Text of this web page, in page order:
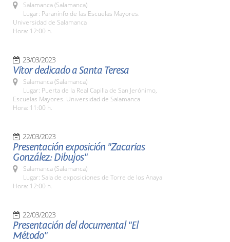
Salamanca (Salamanca)
Lugar: Paraninfo de las Escuelas Mayores.
Universidad de Salamanca
Hora: 12:00 h.
23/03/2023
Vítor dedicado a Santa Teresa
Salamanca (Salamanca)
Lugar: Puerta de la Real Capilla de San Jerónimo,
Escuelas Mayores. Universidad de Salamanca
Hora: 11:00 h.
22/03/2023
Presentación exposición "Zacarías
González: Dibujos"
Salamanca (Salamanca)
Lugar: Sala de exposiciones de Torre de los Anaya
Hora: 12:00 h.
22/03/2023
Presentación del documental "El
Método"